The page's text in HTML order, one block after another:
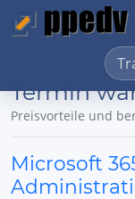
Termin
Preisvorteile und
Microsoft